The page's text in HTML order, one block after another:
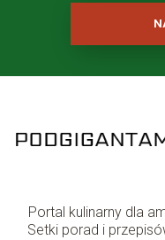
Portal kulinarny dla
Setki porad i